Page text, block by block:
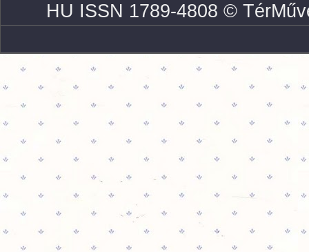
HU ISSN 1789-4808 ©